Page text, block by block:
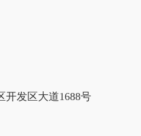
开发区大道1688号